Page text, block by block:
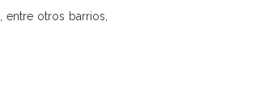
entre otros barrios,